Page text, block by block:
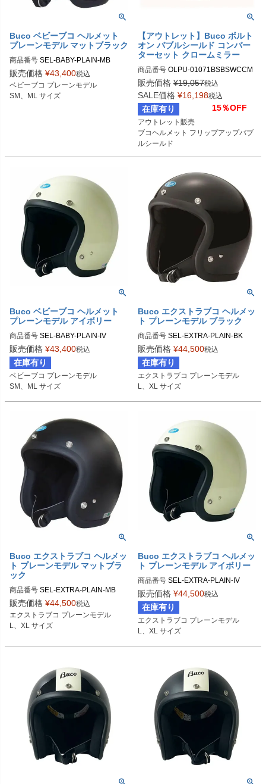
Buco ベビーブコ ヘルメット
プレーンモデル マットブラック
商品番号 SEL-BABY-PLAIN-MB
SMサイズ商品コード：0107BBCP0
2M3
販売価格 ¥43,400税込
ベビーブコ プレーンモデル
SM、ML サイズ
【アウトレット】Buco ボルト
オン バブルシールド コンバー
ターセット クロームミラー
商品番号 OLPU-01071BSBSWCCM
01071BSBSWCCM
Buco（ブコ）
販売価格 ¥19,057税込
SALE価格 ¥16,198税込
在庫有り 15％OFF
アウトレット販売
ブコヘルメット フリップアップバブ
ルシールド
Buco ベビーブコ ヘルメット
プレーンモデル アイボリー
商品番号 SEL-BABY-PLAIN-IV
SMサイズ商品コード：0107BBCP0
13
MLサイズ商品コード：0107BBCP01
4
販売価格 ¥43,400税込
在庫有り
ベビーブコ プレーンモデル
SM、ML サイズ
Buco エクストラブコ ヘルメッ
ト プレーンモデル ブラック
商品番号 SEL-EXTRA-PLAIN-BK
Lサイズ商品コード：0107EBCP025
XLサイズ商品コード：0107EBCP02
6
Buco（ブコ）
販売価格 ¥44,500税込
在庫有り
エクストラブコ プレーンモデル
L、XL サイズ
Buco エクストラブコ ヘルメッ
ト プレーンモデル マットブラ
ック
商品番号 SEL-EXTRA-PLAIN-MB
Lサイズ商品コード：0107EBCP02M
5
販売価格 ¥44,500税込
エクストラブコ プレーンモデル
L、XL サイズ
Buco エクストラブコ ヘルメッ
ト プレーンモデル アイボリー
商品番号 SEL-EXTRA-PLAIN-IV
Lサイズ商品コード：0107EBCP015
XLサイズ商品コード：0107EBCP01
6
Buco（ブコ）
販売価格 ¥44,500税込
在庫有り
エクストラブコ プレーンモデル
L、XL サイズ